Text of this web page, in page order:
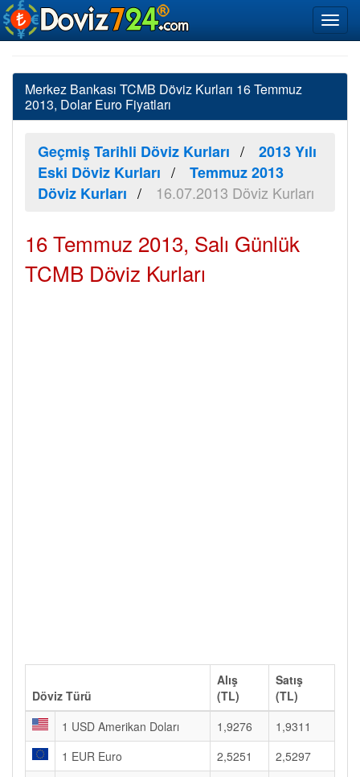
Merkez Bankası TCMB Döviz Kurları 16 Temmuz
2013, Dolar Euro Fiyatları
Geçmiş Tarihli Döviz Kurları
2013 Yılı
Eski Döviz Kurları
Temmuz 2013
Döviz Kurları
16.07.2013 Döviz Kurları
16 Temmuz 2013, Salı Günlük
TCMB Döviz Kurları
Döviz Türü
Alış
(TL)
Satış
(TL)
1 USD Amerikan Doları
1,9276
1,9311
1 EUR Euro
2,5251
2,5297